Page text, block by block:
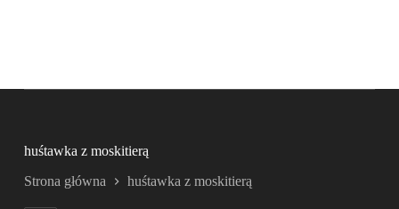
huśtawka z moskitierą
Strona główna huśtawka z moskitierą